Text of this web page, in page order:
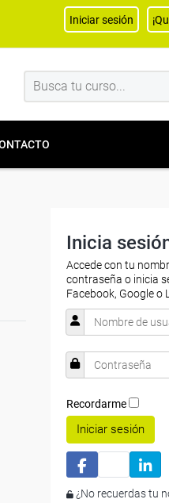
Iniciar sesión
Inicia
Accede con tu
contraseña o inicia
Facebook, Google o
Recordarme
Iniciar sesión
¿No recuerdas tu